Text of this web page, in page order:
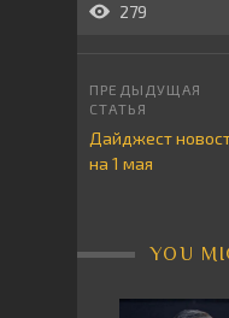
279
Дайджест
на 1 мая
YOU